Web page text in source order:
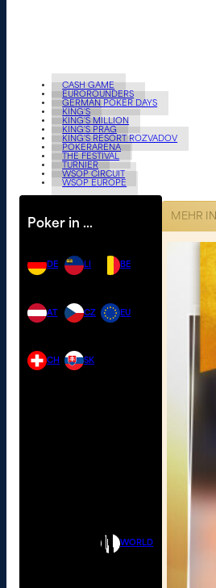
CASH GAME
EUROROUNDERS
GERMAN POKER DAYS
KING'S
KING'S MILLION
KING'S PRAG
KING'S RESORT ROZVADOV
POKERARENA
THE FESTIVAL
TURNIER
WSOP CIRCUIT
WSOP EUROPE
Poker in …
DE
AT
CH
LI
CZ
SK
BE
EU
WORLD
MEHR IN